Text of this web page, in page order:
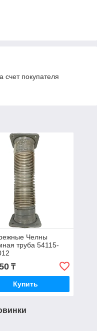
счет покупателя
Челны
труба 54115-
₸
Купить